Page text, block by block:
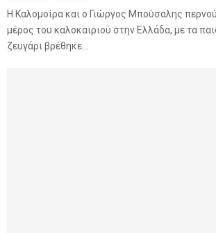
Η Καλομοίρα και ο Γιώργος Μπούσαλης
μέρος του καλοκαιριού στην Ελλάδα, με τα
ζευγάρι βρέθηκε...